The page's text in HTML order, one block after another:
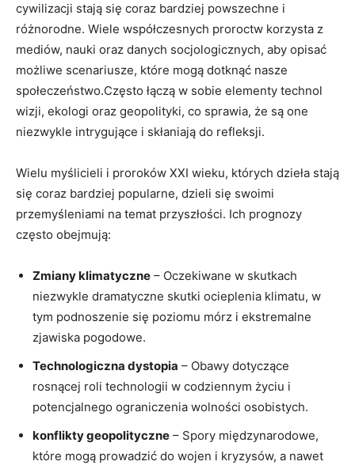
cywilizacji stają się coraz bardziej powszechne i
różnorodne. Wiele współczesnych proroctw korzysta z
mediów, nauki oraz danych socjologicznych, aby opisać
możliwe scenariusze, które mogą dotknąć nasze
społeczeństwo.Często łączą w sobie elementy technol
wizji, ekologi oraz geopolityki, co sprawia, że są one
niezwykle intrygujące i skłaniają do refleksji.
Wielu myślicieli i proroków XXI wieku, których dzieła stają
się coraz bardziej popularne, dzieli się swoimi
przemyśleniami na temat przyszłości. Ich prognozy
często obejmują:
Zmiany klimatyczne – Oczekiwane w skutkach
niezwykle dramatyczne skutki ocieplenia klimatu, w
tym podnoszenie się poziomu mórz i ekstremalne
zjawiska pogodowe.
Technologiczna dystopia – Obawy dotyczące
rosnącej roli technologii w codziennym życiu i
potencjalnego ograniczenia wolności osobistych.
konflikty geopolityczne – Spory międzynarodowe,
które mogą prowadzić do wojen i kryzysów, a nawet